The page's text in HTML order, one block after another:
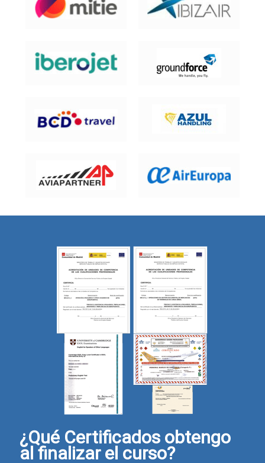
¿Qué Certificados obtengo
al finalizar el curso?